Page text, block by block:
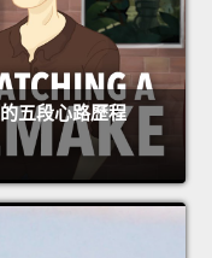
五段心路歷程